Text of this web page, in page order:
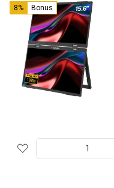
8% Bonus